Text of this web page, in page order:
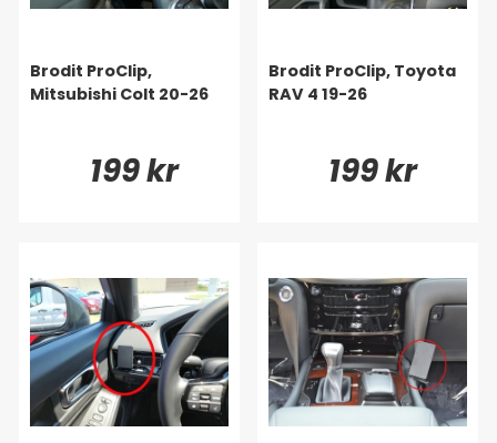
Brodit ProClip,
Mitsubishi Colt 20-26
199 kr
Brodit ProClip, Toyota
RAV 4 19-26
199 kr